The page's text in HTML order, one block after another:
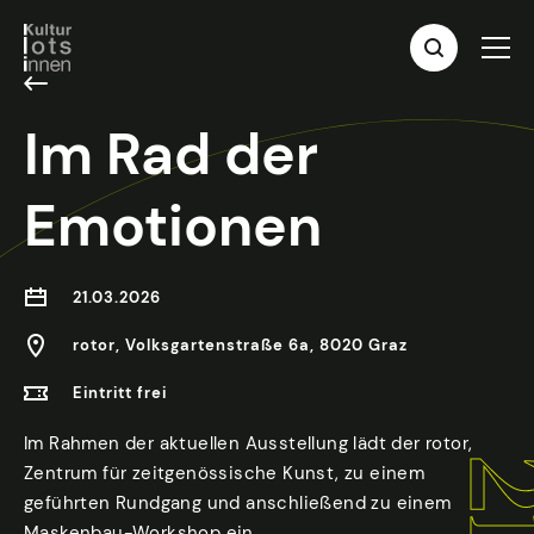
Im Rad der
Emotionen
21.03.2026
rotor, Volksgartenstraße 6a, 8020 Graz
Eintritt frei
Im Rahmen der aktuellen Ausstellung lädt der rotor,
Zentrum für zeitgenössische Kunst, zu einem
geführten Rundgang und anschließend zu einem